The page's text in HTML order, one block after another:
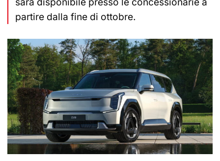
partire dalla fine di ottobre.